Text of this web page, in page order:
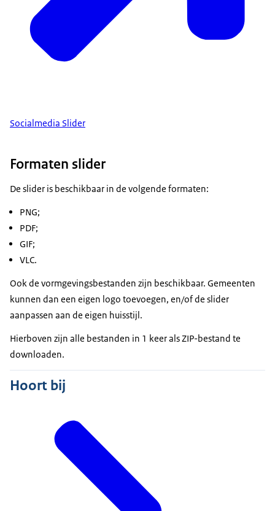
Socialmedia Slider
Formaten slider
De slider is beschikbaar in de volgende formaten:
PNG;
PDF;
GIF;
VLC.
Ook de vormgevingsbestanden zijn beschikbaar. Gemeenten
kunnen dan een eigen logo toevoegen, en/of de slider
aanpassen aan de eigen huisstijl.
Hierboven zijn alle bestanden in 1 keer als ZIP-bestand te
downloaden.
Hoort bij